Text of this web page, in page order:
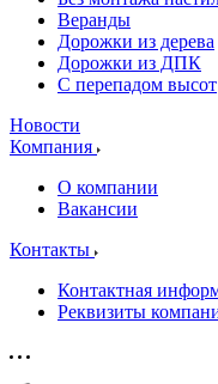
Веранды
Дорожки из дерева
Дорожки из ДПК
С перепадом высот
Новости
Компания
О компании
Вакансии
Контакты
Контактная
Реквизиты